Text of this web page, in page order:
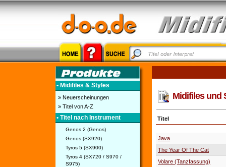
• Midifiles & Styles
» Neuerscheinungen
» Titel von A-Z
• Titel nach Instrument
Genos 2 (Genos)
Genos (SX920)
Tyros 5 (SX900)
Tyros 4 (SX720 / S970 /
S975)
Midifiles und
Titel
Java
The Year Of The Cat
Volare (Tanzfassung)